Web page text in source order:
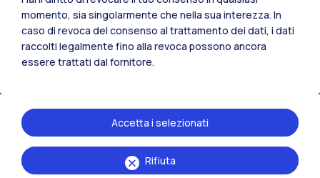
Residenze Frontiere
momento, sia singolarmente che nella sua interezza. In
caso di revoca del consenso al trattamento dei dati, i dati
raccolti legalmente fino alla revoca possono ancora
essere trattati dal fornitore.
Rifiuta
Accetta i selezionati